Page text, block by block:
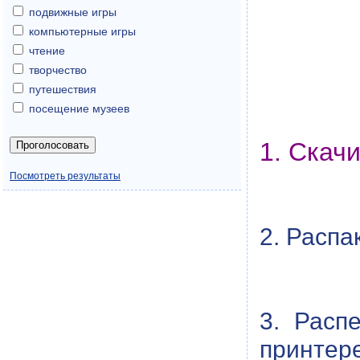
1.
2.
3.
подвижные игры
компьютерные игры
чтение
творчество
путешествия
посещение музеев
Посмотреть результаты